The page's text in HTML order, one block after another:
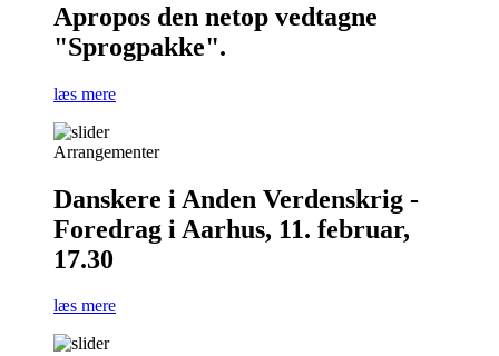
Apropos den netop vedtagne
"Sprogpakke".
læs mere
Arrangementer
Danskere i Anden Verdenskrig -
Foredrag i Aarhus, 11. februar,
17.30
læs mere